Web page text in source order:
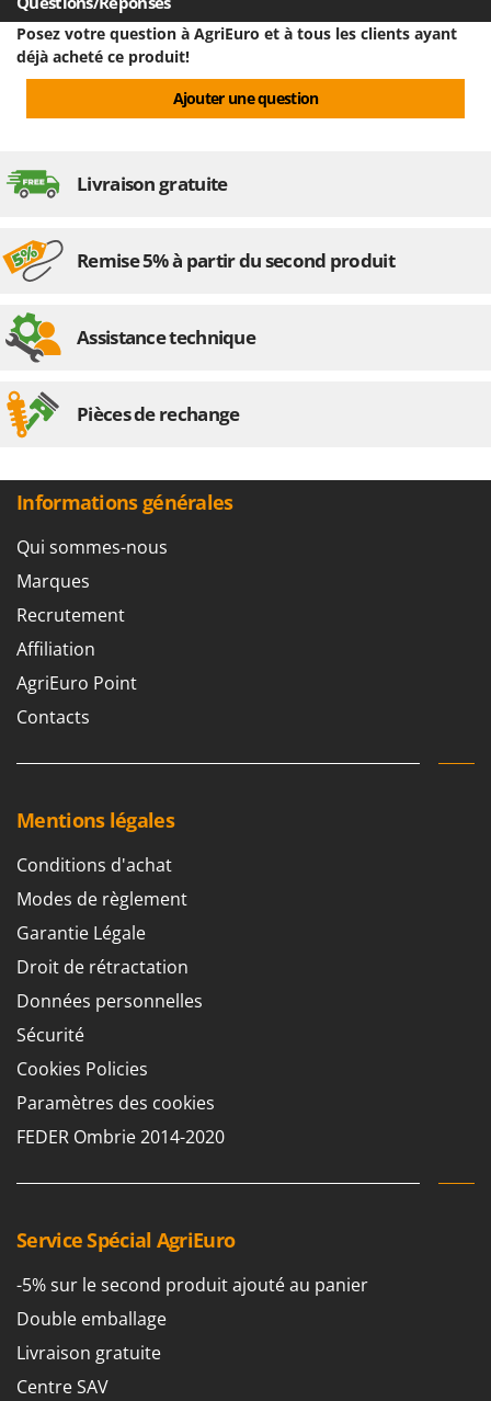
Posez votre question à AgriEuro et à tous les clients ayant
déjà acheté ce produit!
Ajouter une question
Livraison gratuite
Remise 5% à partir du second produit
Assistance technique
Pièces de rechange
Informations générales
Qui sommes-nous
Marques
Recrutement
Affiliation
AgriEuro Point
Contacts
Mentions légales
Conditions d'achat
Modes de règlement
Garantie Légale
Droit de rétractation
Données personnelles
Sécurité
Cookies Policies
Paramètres des cookies
FEDER Ombrie 2014-2020
Service Spécial AgriEuro
-5% sur le second produit ajouté au panier
Double emballage
Livraison gratuite
Centre SAV